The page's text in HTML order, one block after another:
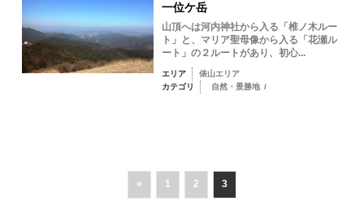
一位ケ岳
山頂へは河内神社から入る「椎ノ木ルー
ト」と、マリア聖母像から入る「花瀬ル
ート」の２ルートがあり、初心...
エリア
俵山エリア
カテゴリ
自然・景勝地 /
« 1 2 3